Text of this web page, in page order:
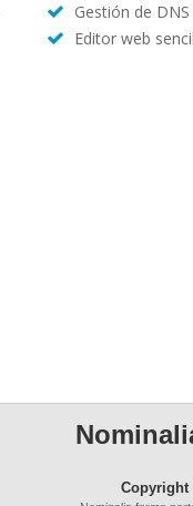
Gestión de DNS
Editor web
Copyright